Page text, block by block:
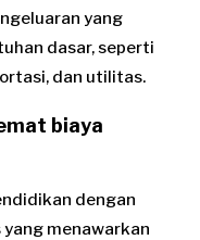
yang
dasar, seperti
dan utilitas.
biaya
dengan
menawarkan